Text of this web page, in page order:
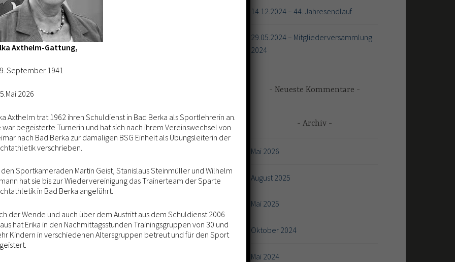
wir knapp mit 1:2 und nur einem Punkt Unterschied
Nach einer kurzen Verschnaufpause und dem Ablegen
die weiteren Spiele gegen den 1. Sonneberger VC 04 II
Gotha II souverän 2:0 gewonnen.
sowohl technisch als auch taktisch gezeigt, was sie
nur das eigene Trainerteam beeindruckt. Gleich den
1. Platz der Staffel abzuschließen ist ein sehr großer
die Mädels stolz sein können.
Mitte Januar in Suhl, warten andere Gegner und wir
die Heimreise antreten zu können.
hart zu trainieren und den Spaß am Spiel hochzuhalten.
14.12.2024 – 44. Jahresendlauf
29.05.2024 – Mitgliederversammlung
2024
Neueste Kommentare
Archiv
Mai 2026
August 2025
Mai 2025
Oktober 2024
Mai 2024
Axthelm-Gattung,
September 1941
2026
Axthelm trat 1962 ihren Schuldienst in Bad Berka als Sportlehrerin an.
war begeisterte Turnerin und hat sich nach ihrem Vereinswechsel von
nach Bad Berka zur damaligen BSG Einheit als Übungsleiterin der
verschrieben.
den Sportkameraden Martin Geist, Stanislaus Steinmüller und Wilhelm
hat sie bis zur Wiedervereinigung das Trainerteam der Sparte
in Bad Berka angeführt.
der Wende und auch über dem Austritt aus dem Schuldienst 2006
hat Erika in den Nachmittagsstunden Trainingsgruppen von 30 und
Kindern in verschiedenen Altersgruppen betreut und für den Sport